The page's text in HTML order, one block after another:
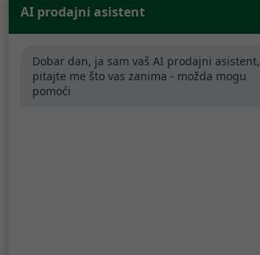
AI prodajni asistent
Dobar dan, ja sam vaš AI prodajni asistent,
pitajte me što vas zanima - možda mogu
pomoći